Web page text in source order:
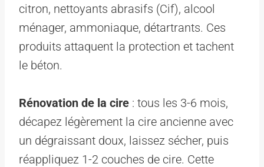
citron, nettoyants abrasifs (Cif), alcool
ménager, ammoniaque, détartrants. Ces
produits attaquent la protection et tachent
le béton.
Rénovation de la cire : tous les 3-6 mois,
décapez légèrement la cire ancienne avec
un dégraissant doux, laissez sécher, puis
réappliquez 1-2 couches de cire. Cette